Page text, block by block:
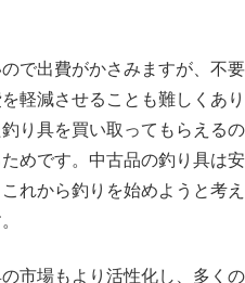
で出費がかさみますが、不要
軽減させることも難しくあり
り具を買い取ってもらえるの
めです。中古品の釣り具は安
れから釣りを始めようと考え
市場もより活性化し、多くの